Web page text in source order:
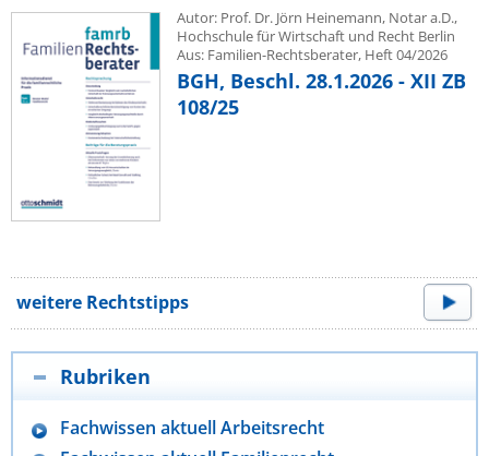
Autor: Prof. Dr. Jörn Heinemann, Notar a.D.,
Hochschule für Wirtschaft und Recht Berlin
Aus: Familien-Rechtsberater, Heft 04/2026
BGH, Beschl. 28.1.2026 - XII ZB
108/25
weitere Rechtstipps
Rubriken
Fachwissen aktuell Arbeitsrecht